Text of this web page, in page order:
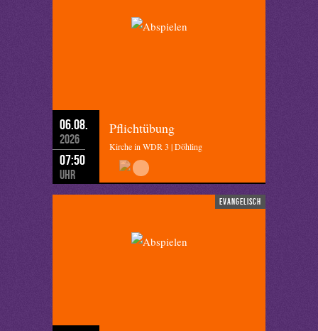
06.08.
2026
07:50
Uhr
Pflichtübung
Kirche in WDR 3 | Döhling
evangelisch